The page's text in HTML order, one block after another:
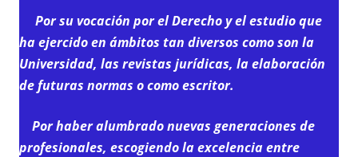
Por su vocación por el Derecho y el estudio que
ha ejercido en ámbitos tan diversos como son la
Universidad, las revistas jurídicas, la elaboración
de futuras normas o como escritor.
Por haber alumbrado nuevas generaciones de
profesionales, escogiendo la excelencia entre